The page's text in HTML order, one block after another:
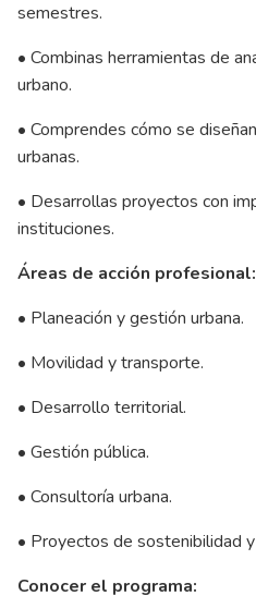
semestres.
• Combinas herramientas de
urbano.
• Comprendes cómo se
urbanas.
• Desarrollas proyectos con
instituciones.
Áreas de acción profesional:
• Planeación y gestión urbana.
• Movilidad y transporte.
• Desarrollo territorial.
• Gestión pública.
• Consultoría urbana.
• Proyectos de sostenibilidad
Conocer el programa: